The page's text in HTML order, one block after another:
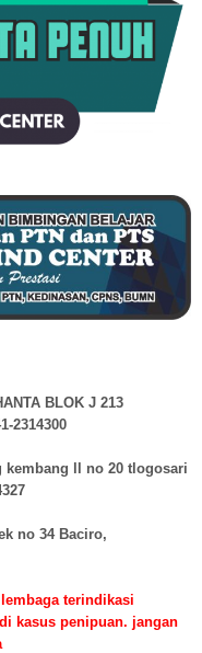
BLOK J 213
2314300
ll no 20 tlogosari
34 Baciro,
terindikasi
kasus penipuan. jangan